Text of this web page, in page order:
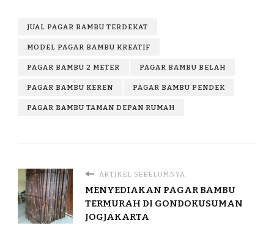
JUAL PAGAR BAMBU TERDEKAT
MODEL PAGAR BAMBU KREATIF
PAGAR BAMBU 2 METER PAGAR BAMBU BELAH
PAGAR BAMBU KEREN PAGAR BAMBU PENDEK
PAGAR BAMBU TAMAN DEPAN RUMAH
ARTIKEL SEBELUMNYA
MENYEDIAKAN PAGAR BAMBU
TERMURAH DI GONDOKUSUMAN
JOGJAKARTA